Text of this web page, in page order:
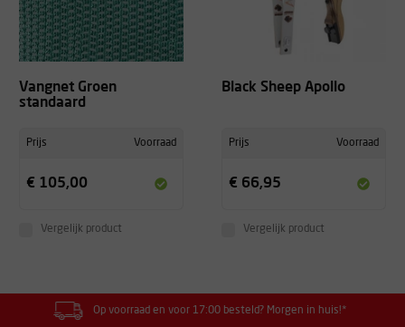
Vangnet Groen
standaard
Prijs Voorraad
€ 105,00
Vergelijk product
Black Sheep Apollo
Prijs Voorraad
€ 66,95
Vergelijk product
Op voorraad en voor 17:00 besteld? Morgen in huis!*